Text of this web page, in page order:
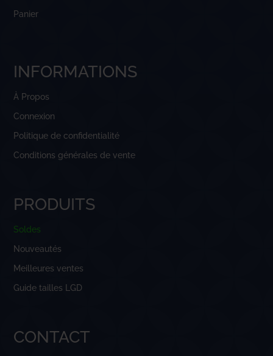
Panier
INFORMATIONS
À Propos
Connexion
Politique de confidentialité
Conditions générales de vente
PRODUITS
Soldes
Nouveautés
Meilleures ventes
Guide tailles LGD
CONTACT